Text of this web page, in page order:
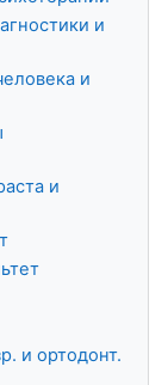
и
и
и
и ортодонт.